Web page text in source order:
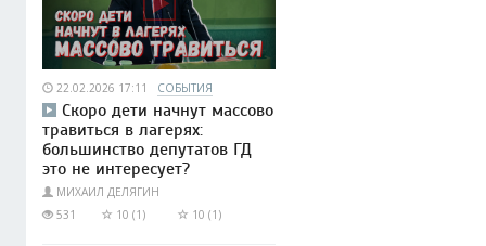
22.02.2026 17:11 СОБЫТИЯ
Скоро дети начнут массово
травиться в лагерях:
большинство депутатов ГД
это не интересует?
МИХАИЛ ДЕЛЯГИН
531
10 (1) 10 (1)